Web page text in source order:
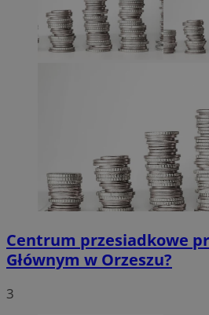
Centrum przesiadkowe
Głównym w Orzeszu?
3